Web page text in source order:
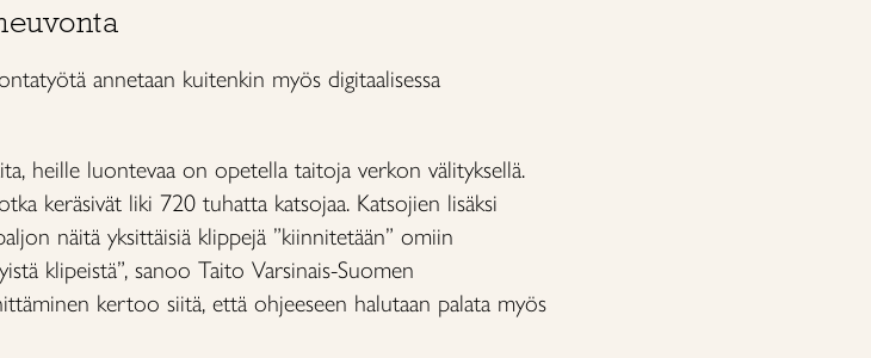
annetaan kuitenkin myös digitaalisessa
heille luontevaa on opetella taitoja verkon välityksellä.
keräsivät liki 720 tuhatta katsojaa. Katsojien lisäksi
näitä yksittäisiä klippejä ”kiinnitetään” omiin
klipeistä”, sanoo Taito Varsinais-Suomen
kertoo siitä, että ohjeeseen halutaan palata myös